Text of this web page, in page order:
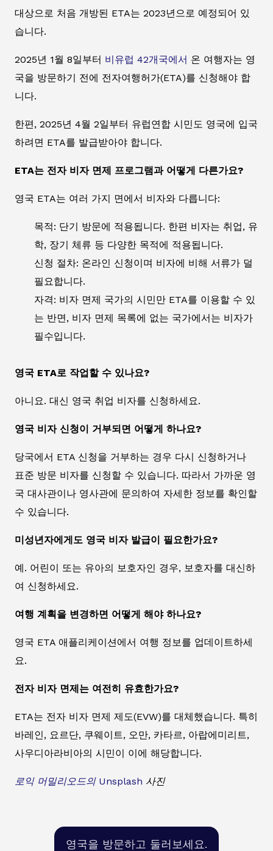
대상으로 처음 개방된 ETA는 2023년으로 예정되어 있
습니다.
2025년 1월 8일부터 비유럽 42개국에서 온 여행자는 영
국을 방문하기 전에 전자여행허가(ETA)를 신청해야 합
니다.
한편, 2025년 4월 2일부터 유럽연합 시민도 영국에 입국
하려면 ETA를 발급받아야 합니다.
ETA는 전자 비자 면제 프로그램과 어떻게 다른가요?
영국 ETA는 여러 가지 면에서 비자와 다릅니다:
목적: 단기 방문에 적용됩니다. 한편 비자는 취업, 유
학, 장기 체류 등 다양한 목적에 적용됩니다.
신청 절차: 온라인 신청이며 비자에 비해 서류가 덜
필요합니다.
자격: 비자 면제 국가의 시민만 ETA를 이용할 수 있
는 반면, 비자 면제 목록에 없는 국가에서는 비자가
필수입니다.
영국 ETA로 작업할 수 있나요?
아니요. 대신 영국 취업 비자를 신청하세요.
영국 비자 신청이 거부되면 어떻게 하나요?
당국에서 ETA 신청을 거부하는 경우 다시 신청하거나
표준 방문 비자를 신청할 수 있습니다. 따라서 가까운 영
국 대사관이나 영사관에 문의하여 자세한 정보를 확인할
수 있습니다.
미성년자에게도 영국 비자 발급이 필요한가요?
예. 어린이 또는 유아의 보호자인 경우, 보호자를 대신하
여 신청하세요.
여행 계획을 변경하면 어떻게 해야 하나요?
영국 ETA 애플리케이션에서 여행 정보를 업데이트하세
요.
전자 비자 면제는 여전히 유효한가요?
ETA는 전자 비자 면제 제도(EVW)를 대체했습니다. 특히
바레인, 요르단, 쿠웨이트, 오만, 카타르, 아랍에미리트,
사우디아라비아의 시민이 이에 해당합니다.
로익 머밀리오드의 Unsplash 사진
영국을 방문하고 둘러보세요.